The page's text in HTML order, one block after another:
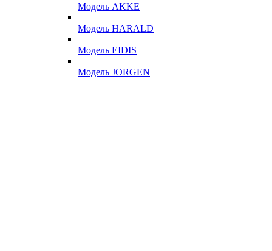
Модель AKKE
Модель HARALD
Модель EIDIS
Модель JORGEN